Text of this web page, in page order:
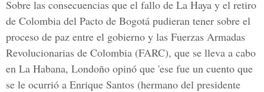
Sobre las consecuencias que el fallo de La Haya y el retiro
de Colombia del Pacto de Bogotá pudieran tener sobre el
proceso de paz entre el gobierno y las Fuerzas Armadas
Revolucionarias de Colombia (FARC), que se lleva a cabo
en La Habana, Londoño opinó que 'ese fue un cuento que
se le ocurrió a Enrique Santos (hermano del presidente